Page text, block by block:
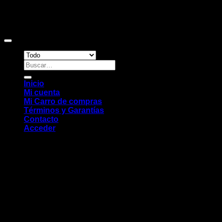
Buscar
por:
Inicio
Mi cuenta
Mi Carro de compras
Términos y Garantías
Contacto
Acceder